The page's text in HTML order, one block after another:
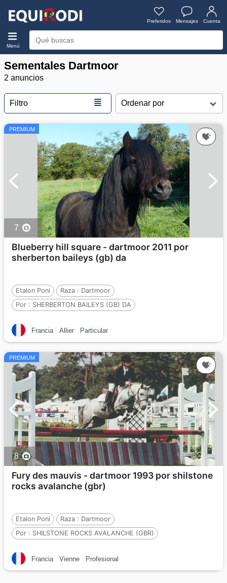
Preferidos Mensajes Cuenta
Menú
Sementales Dartmoor
2 anuncios
Filtro ≣
PREMIUM
7
Blueberry hill square - dartmoor 2011 por
sherberton baileys (gb) da
Etalon Poni Raza : Dartmoor
Por : SHERBERTON BAILEYS (GB) DA
Por :THEIGNHEAD KING OF CLUBS (GB)
Francia Allier Particular
PREMIUM
8
Fury des mauvis - dartmoor 1993 por shilstone
rocks avalanche (gbr)
Etalon Poni Raza : Dartmoor
Por : SHILSTONE ROCKS AVALANCHE (GBR)
Francia
Vienne Profesional